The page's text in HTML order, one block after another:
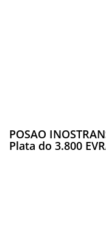
POSAO
Plata do 3.800